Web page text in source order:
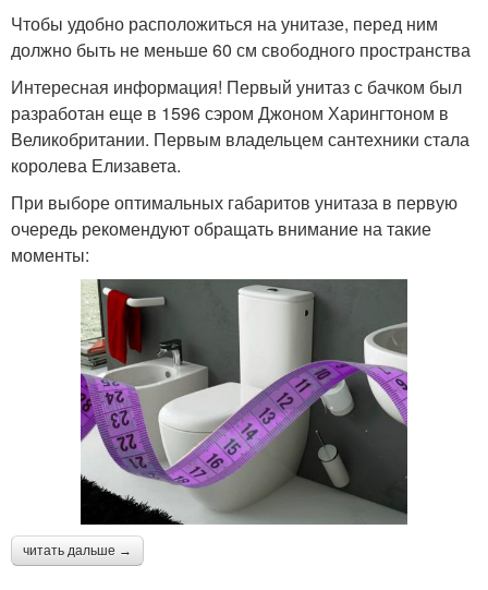
Чтобы удобно расположиться на унитазе, перед ним
должно быть не меньше 60 см свободного пространства
Интересная информация! Первый унитаз с бачком был
разработан еще в 1596 сэром Джоном Харингтоном в
Великобритании. Первым владельцем сантехники стала
королева Елизавета.
При выборе оптимальных габаритов унитаза в первую
очередь рекомендуют обращать внимание на такие
моменты:
читать дальше →